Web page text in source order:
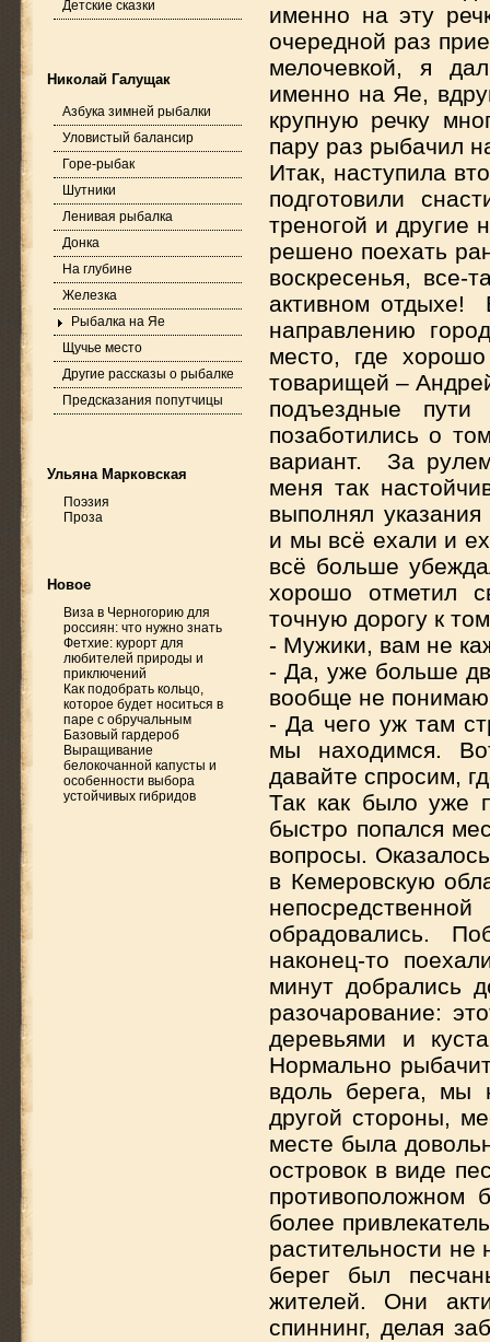
Детские сказки
Николай Галущак
Азбука зимней рыбалки
Уловистый балансир
Горе-рыбак
Шутники
Ленивая рыбалка
Донка
На глубине
Железка
Рыбалка на Яе
Щучье место
Другие рассказы о рыбалке
Предсказания попутчицы
Ульяна Марковская
Поэзия
Проза
Новое
Виза в Черногорию для
россиян: что нужно знать
Фетхие: курорт для
любителей природы и
приключений
Как подобрать кольцо,
которое будет носиться в
паре с обручальным
Базовый гардероб
Выращивание
белокочанной капусты и
особенности выбора
устойчивых гибридов
именно на эту
очередной раз
мелочевкой, я
именно на Яе,
крупную речку
пару раз рыбачил
Итак, наступила
подготовили
треногой и другие
решено поехать
воскресенья, все-
активном отдыхе!
направлению
место, где
товарищей –
подъездные
позаботились о
вариант. За
меня так
выполнял
и мы всё ехали и
всё больше
хорошо отметил
точную дорогу к
- Мужики, вам не
- Да, уже больше
вообще не
- Да чего уж там
мы находимся.
давайте спросим,
Так как было уже
быстро попался
вопросы.
в Кемеровскую
обрадовались.
наконец-то
минут добрались
разочарование:
деревьями и
Нормально
вдоль берега, мы
другой стороны,
месте была
островок в виде
противоположном
более
растительности
берег был
жителей. Они
спиннинг, делая